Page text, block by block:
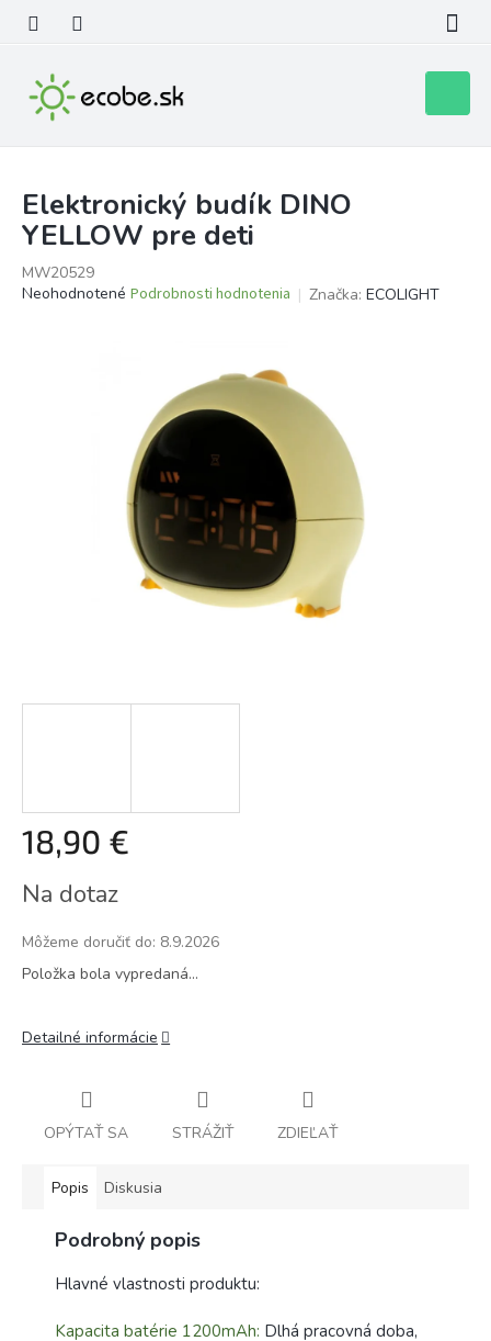
obsah
košík
Elektronický budík DINO
YELLOW pre deti
MW20529
Priemerné
Neohodnotené Podrobnosti hodnotenia Značka: ECOLIGHT
18,90 €
cena:
Na dotaz
Môžeme doručiť do: 8.9.2026
Položka bola vypredaná…
Detailné informácie
OPÝTAŤ SA STRÁŽIŤ ZDIEĽAŤ
Popis Diskusia
Podrobný popis
Hlavné vlastnosti produktu:
Kapacita batérie 1200mAh: Dlhá pracovná doba,